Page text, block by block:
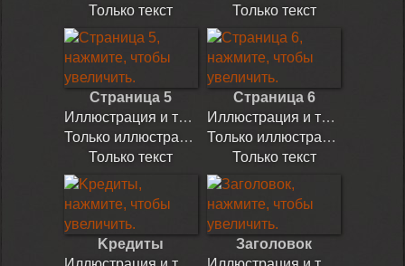
Только текст
Только текст
Страница 5
Иллюстрация и текст
Только иллюстрация
Только текст
Страница 6
Иллюстрация и текст
Только иллюстрация
Только текст
Kредиты
Заголовок